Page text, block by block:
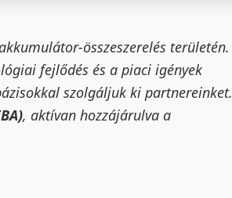
összeszerelés területén.
fejlődés és a piaci igények
szolgáljuk ki partnereinket.
, aktívan hozzájárulva a